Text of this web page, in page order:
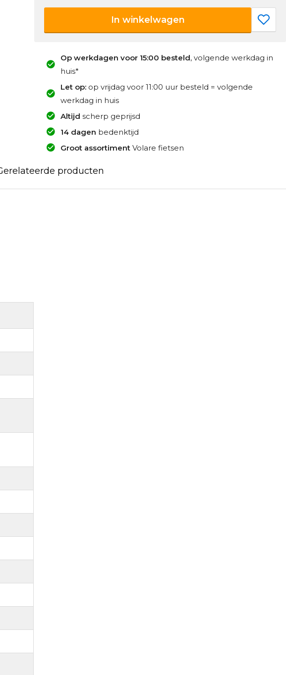
In winkelwagen
Op werkdagen voor 15:00 besteld, volgende werkdag in
huis*
Let op:op vrijdag voor 11:00 uur besteld = volgende
werkdag in huis
Altijd scherp geprijsd
14 dagen bedenktijd
Groot assortimentVolare fietsen
producten